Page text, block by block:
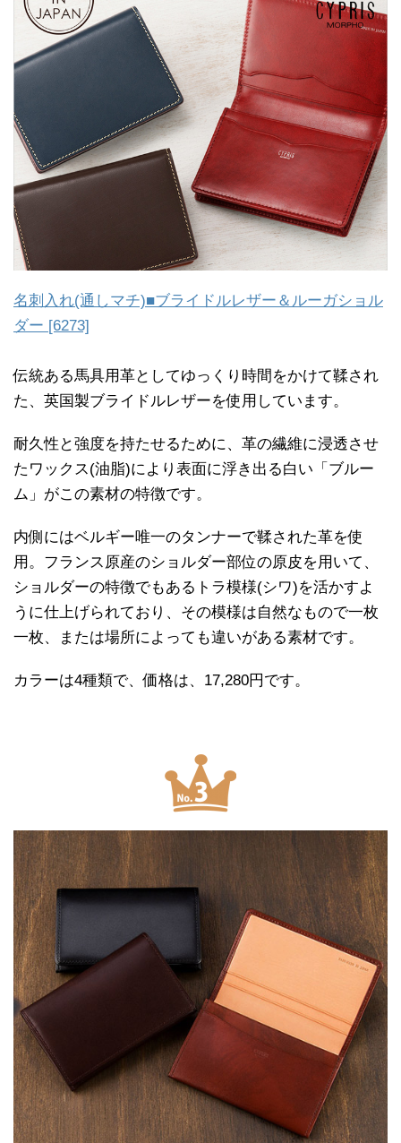
名刺入れ(通しマチ)■ブライドルレザー＆ルーガショル
ダー [6273]
伝統ある馬具用革としてゆっくり時間をかけて鞣され
た、英国製ブライドルレザーを使用しています。
耐久性と強度を持たせるために、革の繊維に浸透させ
たワックス(油脂)により表面に浮き出る白い「ブルー
ム」がこの素材の特徴です。
内側にはベルギー唯一のタンナーで鞣された革を使
用。フランス原産のショルダー部位の原皮を用いて、
ショルダーの特徴でもあるトラ模様(シワ)を活かすよ
うに仕上げられており、その模様は自然なもので一枚
一枚、または場所によっても違いがある素材です。
カラーは4種類で、価格は、17,280円です。